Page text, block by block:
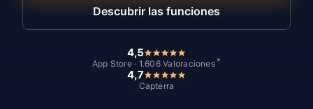
Descubrir las funciones
4,5
App Store · 1.606 Valoraciones *
4,7
Capterra